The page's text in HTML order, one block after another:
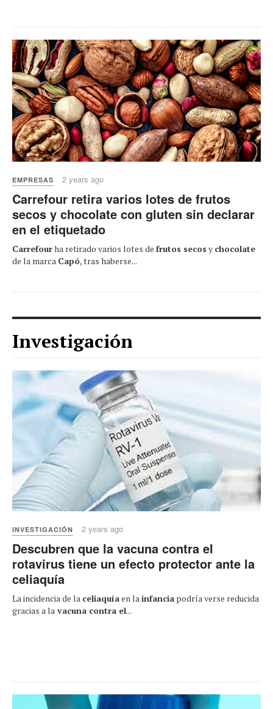
EMPRESAS 2 years ago
Carrefour retira varios lotes de frutos
secos y chocolate con gluten sin declarar
en el etiquetado
Carrefourha retirado varios lotes de frutos secos y chocolate
de la marca Capó, tras haberse...
Investigación
INVESTIGACIÓN 2 years ago
Descubren que la vacuna contra el
rotavirus tiene un efecto protector ante la
celiaquía
La incidencia de la celiaquíaen lainfancia podría verse reducida
gracias a la vacuna contra el...